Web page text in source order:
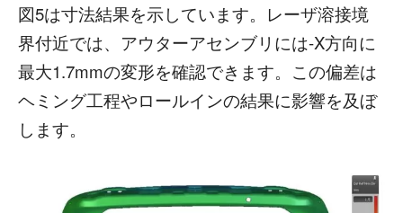
図5は寸法結果を示しています。レーザ溶接境
界付近では、アウターアセンブリには-X方向に
最大1.7mmの変形を確認できます。この偏差は
ヘミング工程やロールインの結果に影響を及ぼ
します。